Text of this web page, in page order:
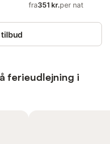
fra351 kr.per nat
ferieudlejning i